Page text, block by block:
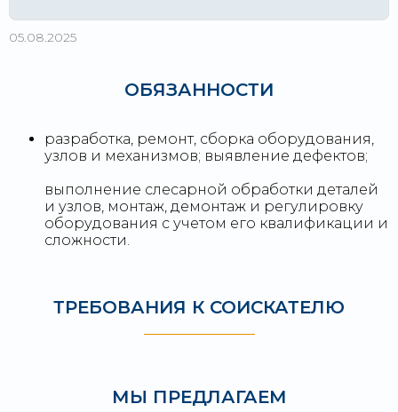
05.08.2025
ОБЯЗАННОСТИ
разработка, ремонт, сборка оборудования,
узлов и механизмов; выявление дефектов;
выполнение слесарной обработки деталей
и узлов, монтаж, демонтаж и регулировку
оборудования с учетом его квалификации и
сложности.
ТРЕБОВАНИЯ К СОИСКАТЕЛЮ
МЫ ПРЕДЛАГАЕМ